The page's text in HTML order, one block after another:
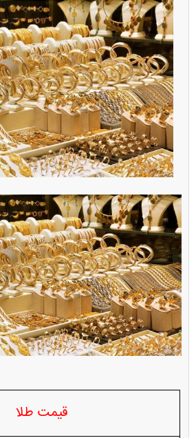
قیمت طلا